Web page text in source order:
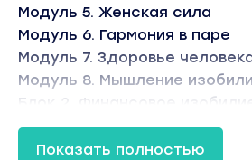
Модуль 5. Женская сила
Модуль 6. Гармония в паре
Модуль 7. Здоровье
Модуль 8. Мышление
Блок 2. Финансовое изобилие
Модуль 9. Реализация и успех
Неделя 10.
Показать полностью